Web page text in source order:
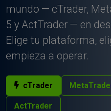
mundo — cTrader,
5 y ActTrader — en
Elige tu plataforma,
empieza a operar.
cTrader
ActTrader